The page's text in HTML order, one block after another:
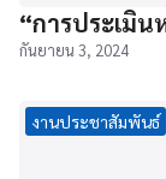
“การประเมิ
กันยายน 3, 2024
งานประชาสัมพันธ์